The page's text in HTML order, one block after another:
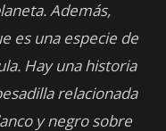
Además,
es una especie de
Hay una historia
relacionada
y negro sobre